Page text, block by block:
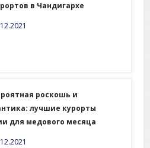
в Чандигархе
роскошь и
лучшие курорты
для медового месяца